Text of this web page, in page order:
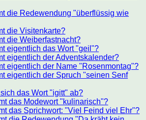
die Redewendung "überflüssig wie
die Visitenkarte?
die Weiberfastnacht?
eigentlich das Wort "geil"?
eigentlich der Adventskalender?
eigentlich der Name "Rosenmontag"?
eigentlich der Spruch "seinen Senf
das Wort "igitt" ab?
das Modewort "kulinarisch"?
das Sprichwort: "Viel Feind viel Ehr"?